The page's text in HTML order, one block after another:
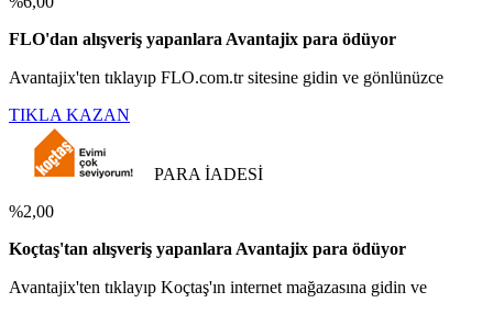
FLO'dan alışveriş yapanlara Avantajix para ödüyor
Avantajix'ten tıklayıp FLO.com.tr sitesine gidin ve gönlünüzce
TIKLA KAZAN
PARA İADESİ
%2,00
Koçtaş'tan alışveriş yapanlara Avantajix para ödüyor
Avantajix'ten tıklayıp Koçtaş'ın internet mağazasına gidin ve